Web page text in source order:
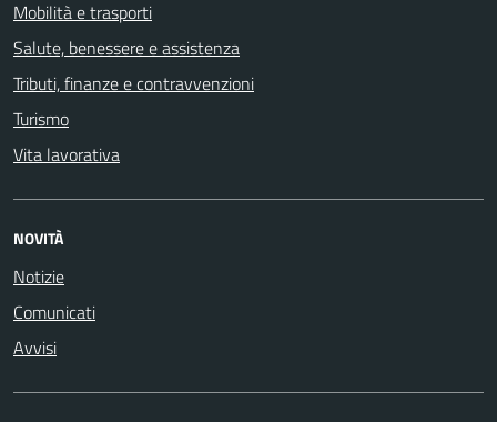
Mobilità e trasporti
Salute, benessere e assistenza
Tributi, finanze e contravvenzioni
Turismo
Vita lavorativa
NOVITÀ
Notizie
Comunicati
Avvisi